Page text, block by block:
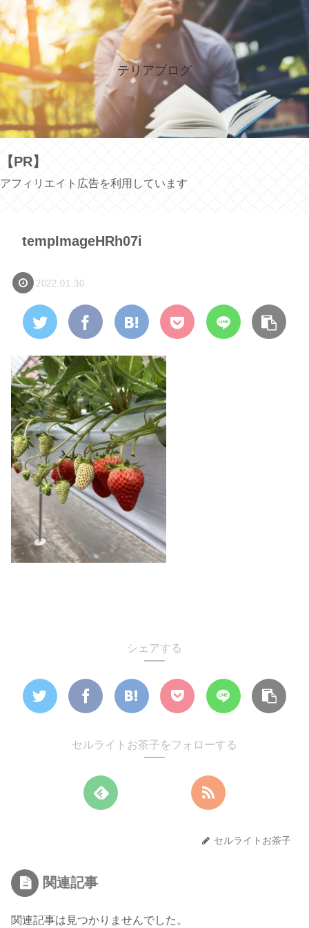
テリアブログ
【PR】
アフィリエイト広告を利用しています
tempImageHRh07i
2022.01.30
シェアする
セルライトお茶子をフォローする
セルライトお茶子
関連記事
関連記事は見つかりませんでした。